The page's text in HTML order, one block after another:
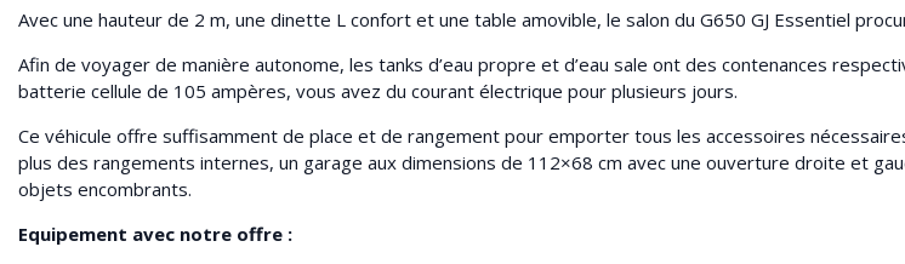
Avec une hauteur de 2 m, une dinette L confort et une table amovible, le salon du G650 GJ Essentiel
Afin de voyager de manière autonome, les tanks d’eau propre et d’eau sale ont des contenances
batterie cellule de 105 ampères, vous avez du courant électrique pour plusieurs jours.
Ce véhicule offre suffisamment de place et de rangement pour emporter tous les accessoires
plus des rangements internes, un garage aux dimensions de 112×68 cm avec une ouverture droite et
objets encombrants.
Equipement avec notre offre :